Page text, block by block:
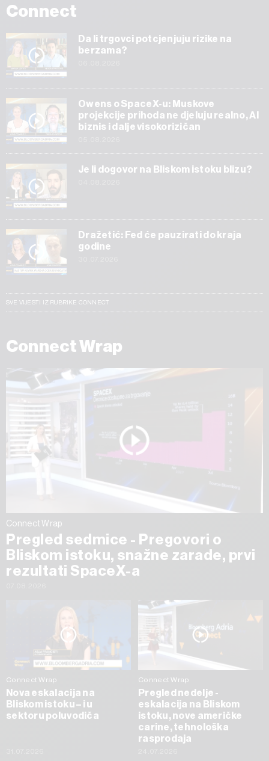
Connect
Da li trgovci potcjenjuju rizike na
berzama?
Owens o SpaceX-u: Muskove
projekcije prihoda ne djeluju realno, AI
biznis i dalje visokorizičan
Je li dogovor na Bliskom istoku blizu?
Dražetić: Fed će pauzirati do kraja
godine
SVE VIJESTI IZ RUBRIKE CONNECT
Connect Wrap
Connect Wrap
Pregled sedmice - Pregovori o
Bliskom istoku, snažne zarade, prvi
rezultati SpaceX-a
Connect Wrap
Nova eskalacija na
Bliskom istoku – i u
sektoru poluvodiča
Connect Wrap
Pregled nedelje -
eskalacija na Bliskom
istoku, nove američke
carine, tehnološka
rasprodaja